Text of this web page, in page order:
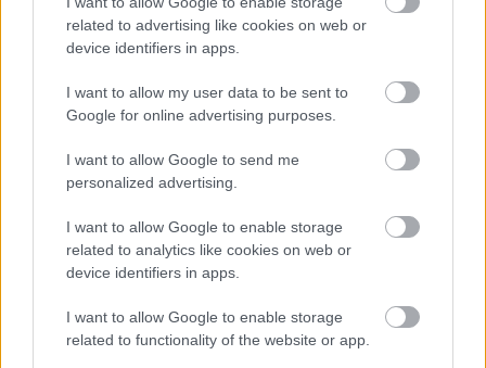
related to advertising like cookies on web or
device identifiers in apps.
I want to allow my user data to be sent to
Google for online advertising purposes.
I want to allow Google to send me
personalized advertising.
I want to allow Google to enable storage
related to analytics like cookies on web or
device identifiers in apps.
I want to allow Google to enable storage
related to functionality of the website or app.
A kérdések megválaszolásához nyújthat némi
segítséget, ha felkeresitek ezt az oldalt
Az első forduló megfejtését május 24-én, szerdán
délig várjuk
„Lángoló – Mesa Boogie játék”
levélben ajatek@langologitarok.hu
e-mail címre.
Minden fordulóban egy nyertest sorsolunk, a
Akit pedig érdekel bővebben is a kérdés tárgyát
képező erősítő, kezdje az ismerkedést mondjuk ezzel
a videóval: